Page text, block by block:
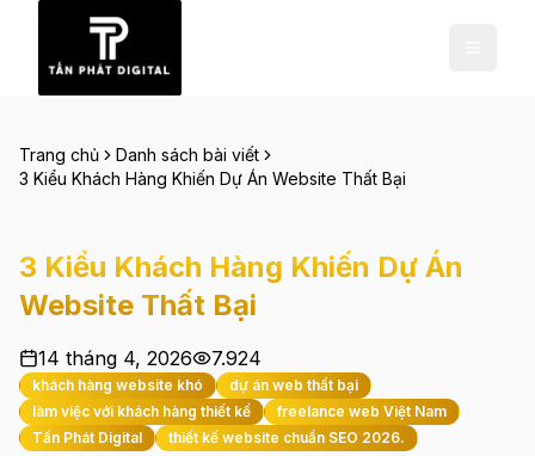
Trang chủ
Danh sách bài viết
3 Kiểu Khách Hàng Khiến Dự Án Website Thất Bại
3 Kiểu Khách Hàng Khiến Dự Án
Website Thất Bại
14 tháng 4, 2026 7.924
khách hàng website khó
dự án web thất bại
làm việc với khách hàng thiết kế
freelance web Việt Nam
Tấn Phát Digital
thiết kế website chuẩn SEO 2026.